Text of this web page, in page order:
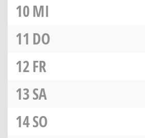
10MI
11 DO
12FR
13SA
14SO